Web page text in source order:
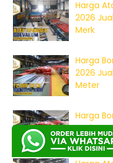
Harga
2026
Merk
Harga
2026
Meter
Harga
Jual